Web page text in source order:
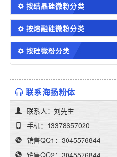
按结晶硅微粉分类
按熔融硅微粉分类
按硅微粉分类
联系海扬粉体
联系人：刘先生
手机：13378657020
销售QQ1：3045576844
销售QQ2：3045576844